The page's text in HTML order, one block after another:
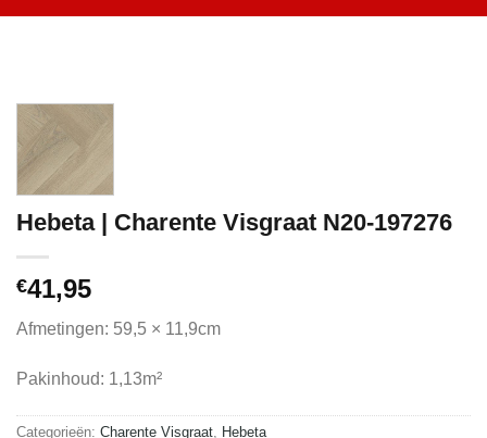
Hebeta | Charente Visgraat N20-197276
€41,95
Afmetingen: 59,5 × 11,9cm
Pakinhoud: 1,13m²
Categorieën: Charente Visgraat Hebeta